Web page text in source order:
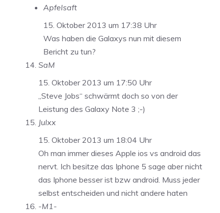
Apfelsaft
15. Oktober 2013 um 17:38 Uhr
Was haben die Galaxys nun mit diesem
Bericht zu tun?
SaM
15. Oktober 2013 um 17:50 Uhr
„Steve Jobs“ schwärmt doch so von der
Leistung des Galaxy Note 3 ;-)
Julxx
15. Oktober 2013 um 18:04 Uhr
Oh man immer dieses Apple ios vs android das
nervt. Ich besitze das Iphone 5 sage aber nicht
das Iphone besser ist bzw android. Muss jeder
selbst entscheiden und nicht andere haten
-M1-